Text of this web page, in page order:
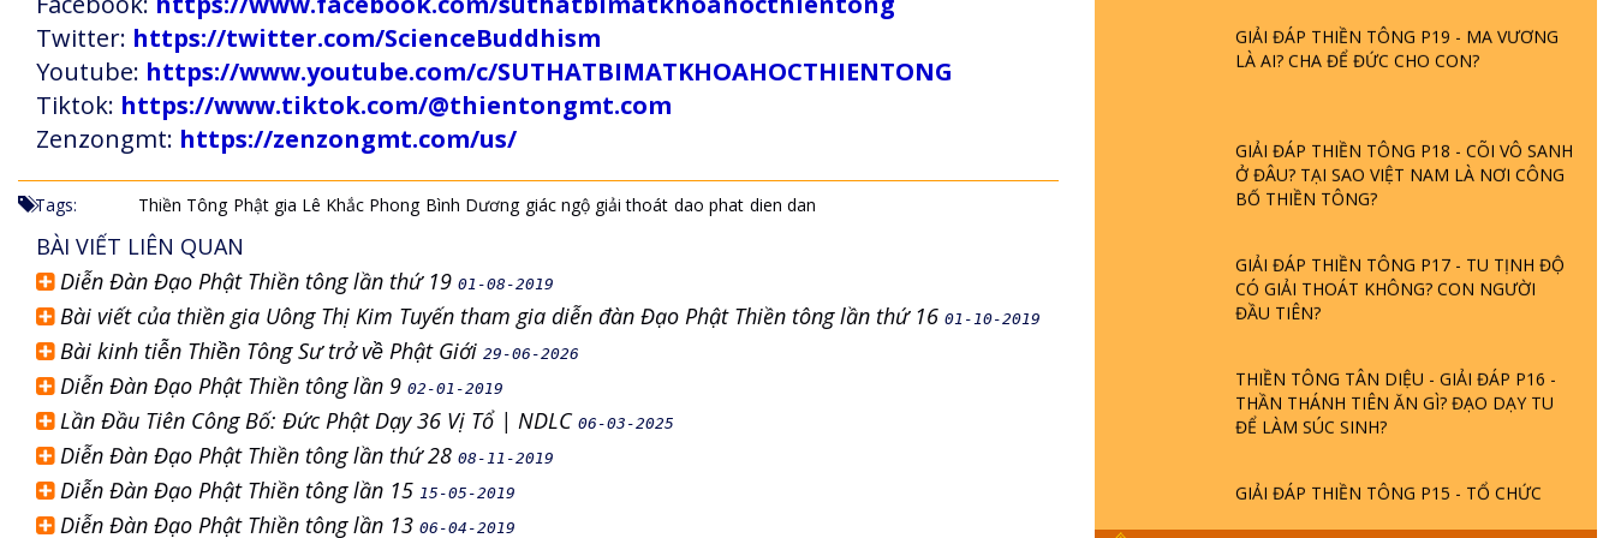
Twitter: https://twitter.com/ScienceBuddhism
Youtube: https://www.youtube.com/c/SUTHATBIMATKHOAHOCTHIENTONG
Tiktok: https://www.tiktok.com/@thientongmt.com
Zenzongmt: https://zenzongmt.com/us/
Tags: Thiền Tông Phật gia Lê Khắc Phong Bình Dương giác ngộ giải thoát dao phat dien dan
BÀI VIẾT LIÊN QUAN
Diễn Đàn Đạo Phật Thiền tông lần thứ 19 01-08-2019
Bài viết của thiền gia Uông Thị Kim Tuyến tham gia diễn đàn Đạo Phật Thiền tông lần thứ 16 01-10-2019
Bài kinh tiễn Thiền Tông Sư trở về Phật Giới 29-06-2026
Diễn Đàn Đạo Phật Thiền tông lần 9 02-01-2019
Lần Đầu Tiên Công Bố: Đức Phật Dạy 36 Vị Tổ | NDLC 06-03-2025
Diễn Đàn Đạo Phật Thiền tông lần thứ 28 08-11-2019
Diễn Đàn Đạo Phật Thiền tông lần 15 15-05-2019
Diễn Đàn Đạo Phật Thiền tông lần 13 06-04-2019
GIẢI ĐÁP THIỀN TÔNG P19 - MA VƯƠNG
LÀ AI? CHA ĐỂ ĐỨC CHO CON?
GIẢI ĐÁP THIỀN TÔNG P18 - CÕI VÔ SANH
Ở ĐÂU? TẠI SAO VIỆT NAM LÀ NƠI CÔNG
BỐ THIỀN TÔNG?
GIẢI ĐÁP THIỀN TÔNG P17 - TU TỊNH ĐỘ
CÓ GIẢI THOÁT KHÔNG? CON NGƯỜI
ĐẦU TIÊN?
THIỀN TÔNG TÂN DIỆU - GIẢI ĐÁP P16 -
THẦN THÁNH TIÊN ĂN GÌ? ĐẠO DẠY TU
ĐỂ LÀM SÚC SINH?
GIẢI ĐÁP THIỀN TÔNG P15 - TỔ CHỨC
LOÀI CÔ HỒN - GIÁO LÝ ĐẠO PHẬT KHI
NÀO XUẤT BẢN